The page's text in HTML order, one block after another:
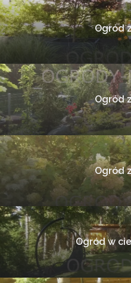
Ogród
Ogród
Ogród
Ogród w